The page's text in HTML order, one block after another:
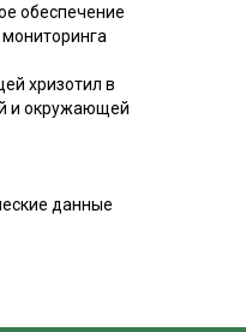
обеспечение
хризотил в
и окружающей
данные